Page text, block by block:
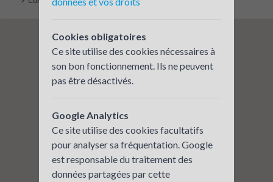
Cookies obligatoires
Ce site utilise des cookies nécessaires à
son bon fonctionnement. Ils ne peuvent
pas être désactivés.
Google Analytics
Ce site utilise des cookies facultatifs
pour analyser sa fréquentation. Google
est responsable du traitement des
données partagées par cette